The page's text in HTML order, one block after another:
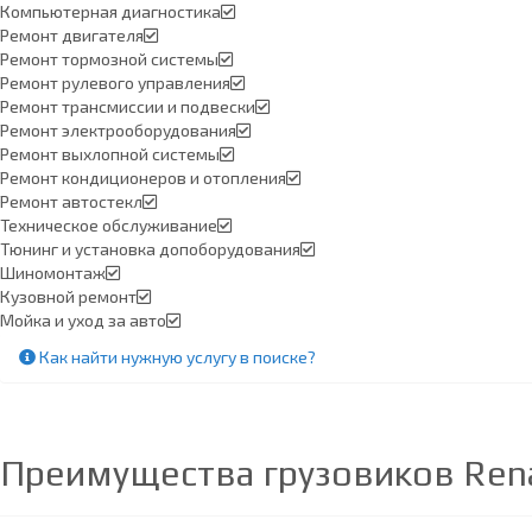
Компьютерная диагностика
Ремонт двигателя
Ремонт тормозной системы
Ремонт рулевого управления
Ремонт трансмиссии и подвески
Ремонт электрооборудования
Ремонт выхлопной системы
Ремонт кондиционеров и отопления
Ремонт автостекл
Техническое обслуживание
Тюнинг и установка допоборудования
Шиномонтаж
Кузовной ремонт
Мойка и уход за авто
Как найти нужную услугу в поиске?
Преимущества грузовиков